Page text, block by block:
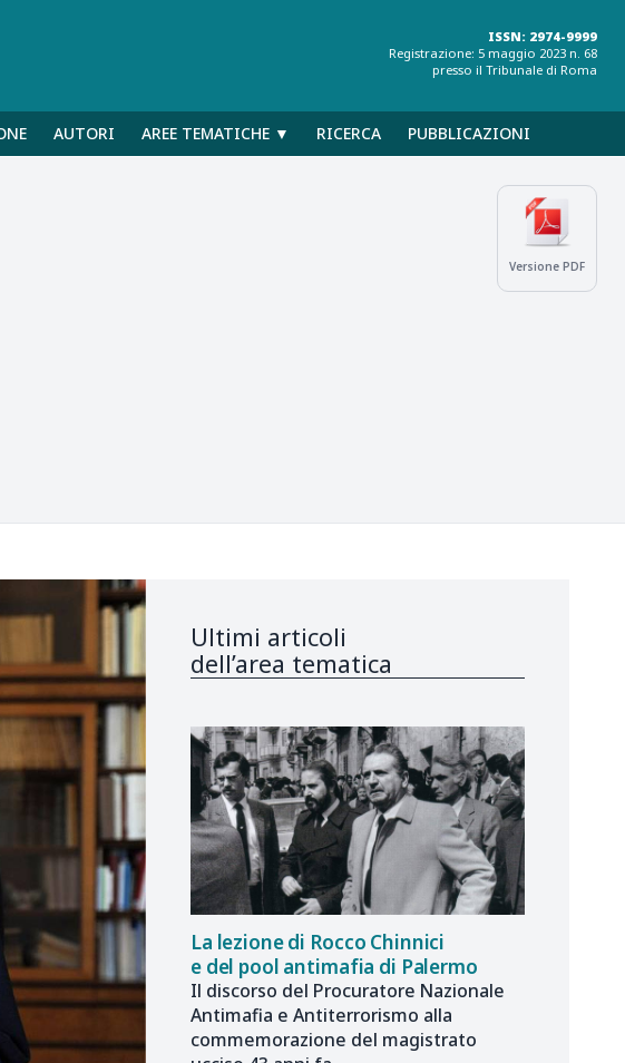
ISSN: 2974-9999
Registrazione: 5 maggio 2023 n. 68
presso il Tribunale di Roma
AUTORI AREE TEMATICHE ▼ RICERCA PUBBLICAZIONI
Versione PDF
Ultimi articoli
dell’area tematica
La lezione di Rocco Chinnici
e del pool antimafia di Palermo
Il discorso del Procuratore Nazionale
Antimafia e Antiterrorismo alla
commemorazione del magistrato